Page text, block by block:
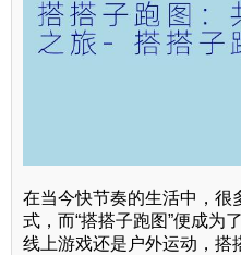
在当今快节奏的生活中，很
式，而“搭搭子跑图”便成为
线上游戏还是户外运动，搭